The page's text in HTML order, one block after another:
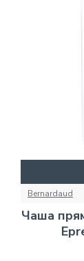
Bernardaud
Чаша